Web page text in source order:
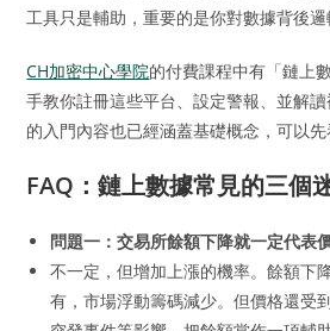
工具只是輔助，重要的是你對數據背後邏
CH加密中心學院的付費課程中有「鏈上
手教你註冊這些平台、設定警報、並解
的入門內容也已經涵蓋基礎概念，可以先
FAQ：鏈上數據常見的三個
問題一：交易所餘額下降就一定代表
不一定，但增加上漲的機率。餘額下
有，市場浮動籌碼減少。但價格還受